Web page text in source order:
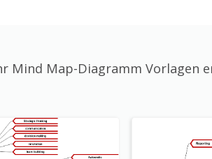
Mind Map-Diagramm Vorlagen